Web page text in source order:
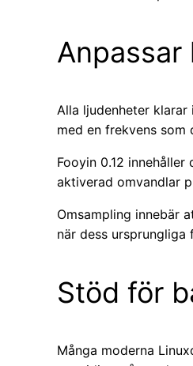
Alla ljudenheter klarar
med en frekvens
Fooyin 0.12
aktiverad omvandlar
Omsampling innebär
när dess
Stöd för
Många moderna